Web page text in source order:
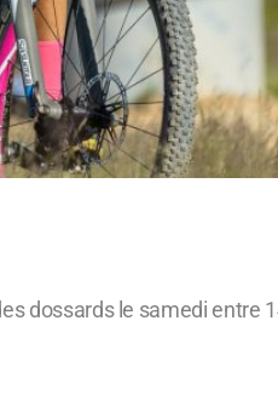
dossards le samedi entre